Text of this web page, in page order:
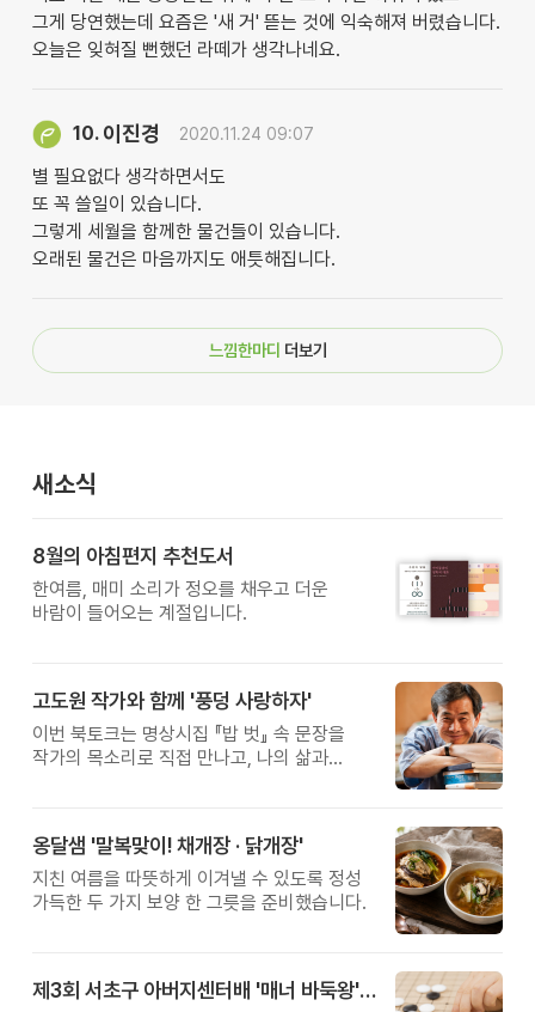
그게 당연했는데 요즘은 '새 거' 뜯는 것에 익숙해져 버렸습니다.
오늘은 잊혀질 뻔했던 라떼가 생각나네요.
10. 이진경 2020.11.24 09:07
별 필요없다 생각하면서도
또 꼭 쓸일이 있습니다.
그렇게 세월을 함께한 물건들이 있습니다.
오래된 물건은 마음까지도 애틋해집니다.
느낌한마디 더보기
새소식
8월의 아침편지 추천도서
한여름, 매미 소리가 정오를 채우고 더운
바람이 들어오는 계절입니다.
고도원 작가와 함께 '풍덩 사랑하자'
이번 북토크는 명상시집 『밥 벗』 속 문장을
작가의 목소리로 직접 만나고, 나의 삶과
옹달샘 '말복맞이! 채개장 · 닭개장'
지친 여름을 따뜻하게 이겨낼 수 있도록 정성
가득한 두 가지 보양 한 그릇을 준비했습니다.
제3회 서초구 아버지센터배 '매너 바둑왕' 대회